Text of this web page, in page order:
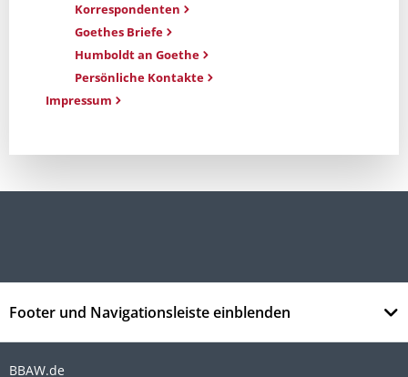
Korrespondenten
Goethes Briefe
Humboldt an Goethe
Persönliche Kontakte
Impressum
Footer und Navigationsleiste einblenden
BBAW.de